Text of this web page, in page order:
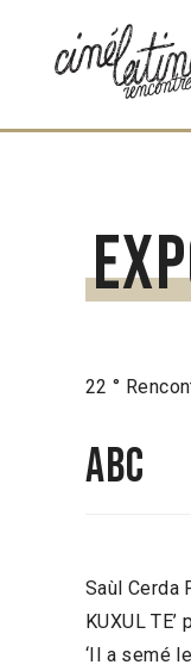
22 °
ABC
Saùl Cerda
KUXUL
‘Il a semé